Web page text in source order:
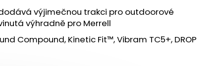
výjimečnou trakci pro outdoorové
výhradně pro Merrell
Compound, Kinetic Fit™, Vibram TC5+, DROP